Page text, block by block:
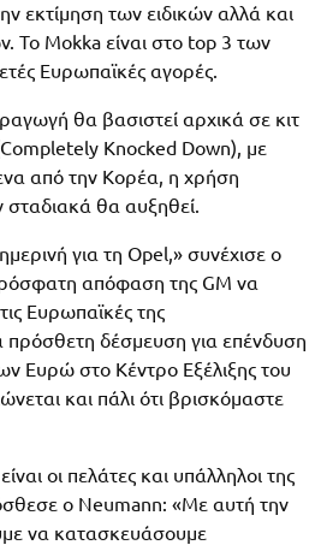
εκτίμηση των ειδικών αλλά και
Το Mokka είναι στο top 3 των
Ευρωπαϊκές αγορές.
θα βασιστεί αρχικά σε κιτ
Knocked Down), με
από την Κορέα, η χρήση
σταδιακά θα αυξηθεί.
για τη Opel,» συνέχισε ο
απόφαση της GM να
Ευρωπαϊκές της
πρόσθετη δέσμευση για επένδυση
Ευρώ στο Κέντρο Εξέλιξης του
και πάλι ότι βρισκόμαστε
οι πελάτες και υπάλληλοι της
ο Neumann: «Με αυτή την
να κατασκευάσουμε